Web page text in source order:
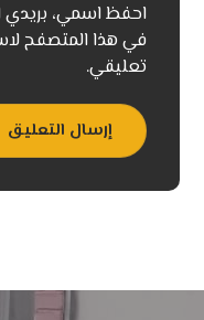
احفظ اسمي، بريدي
في هذا المتصفح
تعليقي.
إرسال التعليق